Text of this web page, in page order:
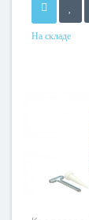
На складе